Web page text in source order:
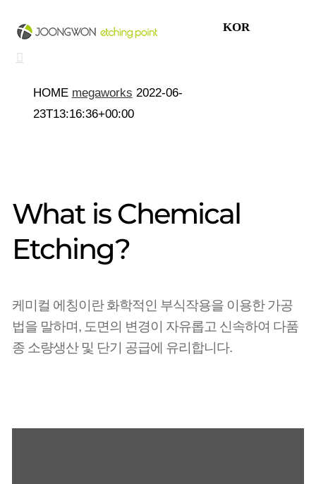
KOR
HOME megaworks 2022-06-
23T13:16:36+00:00
What is Chemical
Etching?
케미컬 에칭이란 화학적인 부식작용을 이용한 가공
법을 말하며, 도면의 변경이 자유롭고 신속하여 다품
종 소량생산 및 단기 공급에 유리합니다.